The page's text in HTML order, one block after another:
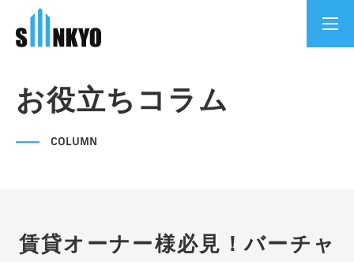
お役立ちコラム
COLUMN
賃貸オーナー様必見！バーチャ